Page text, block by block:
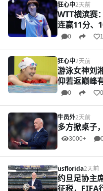
狂心中2天前
WTT横滨赛
连赢11分、
0 1
狂心中2天前
游泳女神刘
仰若返巅峰
0 0
牛员外2天前
多方掀桌子
3000+
usflorida2天前
约旦足协主
征税，FIFA